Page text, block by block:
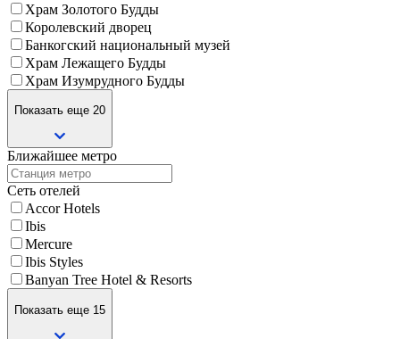
Храм Золотого Будды
Королевский дворец
Банкогский национальный музей
Храм Лежащего Будды
Храм Изумрудного Будды
Показать еще 20
Ближайшее метро
Сеть отелей
Accor Hotels
Ibis
Mercure
Ibis Styles
Banyan Tree Hotel & Resorts
Показать еще 15